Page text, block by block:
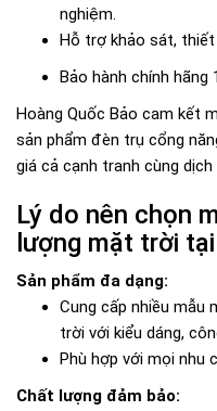
nghiệm.
Hỗ trợ khảo sát,
Bảo hành chính hãng
Hoàng Quốc Bảo cam kết
sản phẩm đèn trụ cổng
giá cả cạnh tranh cùng
Lý do nên chọn
lượng mặt trời
Sản phẩm đa dạng:
Cung cấp nhiều mẫu
trời với kiểu dáng,
Phù hợp với mọi nhu
Chất lượng đảm bảo: